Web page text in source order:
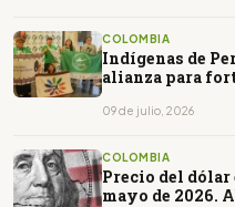
COLOMBIA
Indígenas de
alianza para
09 de julio, 2026
COLOMBIA
Precio del dólar
mayo de 2026.